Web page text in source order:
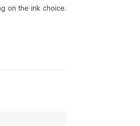
on the ink choice.